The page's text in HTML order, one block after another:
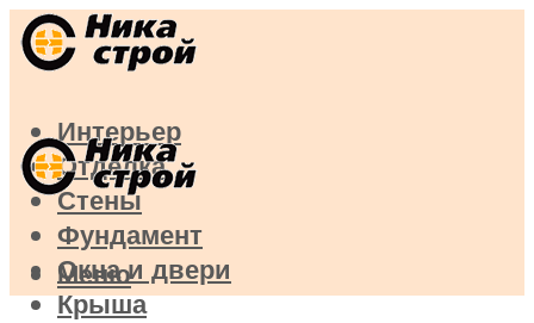
Интерьер
Отделка
Стены
Фундамент
Окна и двери
Крыша
Меню